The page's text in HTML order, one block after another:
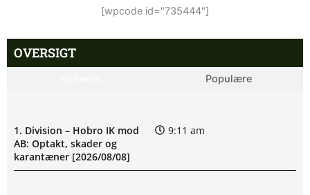
[wpcode id="735444"]
OVERSIGT
Populære
1. Division – Hobro IK mod
AB: Optakt, skader og
karantæner [2026/08/08]
9:11 am